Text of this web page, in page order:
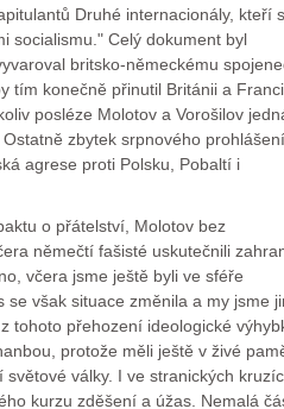
Druhé internacionály, kteří
socialismu." Celý dokument byl
britsko-německému
tím konečně přinutil Británii a
posléze Molotov a Vorošilov
zbytek srpnového prohlášení
agrese proti Polsku, Pobaltí i
o přátelství, Molotov bez
němečtí fašisté uskutečnili
včera jsme ještě byli ve sféře
však situace změnila a my jsme
tohoto přehození ideologické
protože měli ještě v živé
války. I ve stranických
kurzu zděšení a úžas. Nemalá